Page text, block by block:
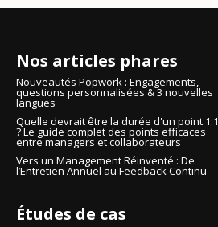
Nos articles phares
Nouveautés Popwork : Engagements,
questions personnalisées & 3 nouvelles
langues
Quelle devrait être la durée d'un point 1:1
? Le guide complet des points efficaces
entre managers et collaborateurs
Vers un Management Réinventé : De
l’Entretien Annuel au Feedback Continu
Études de cas